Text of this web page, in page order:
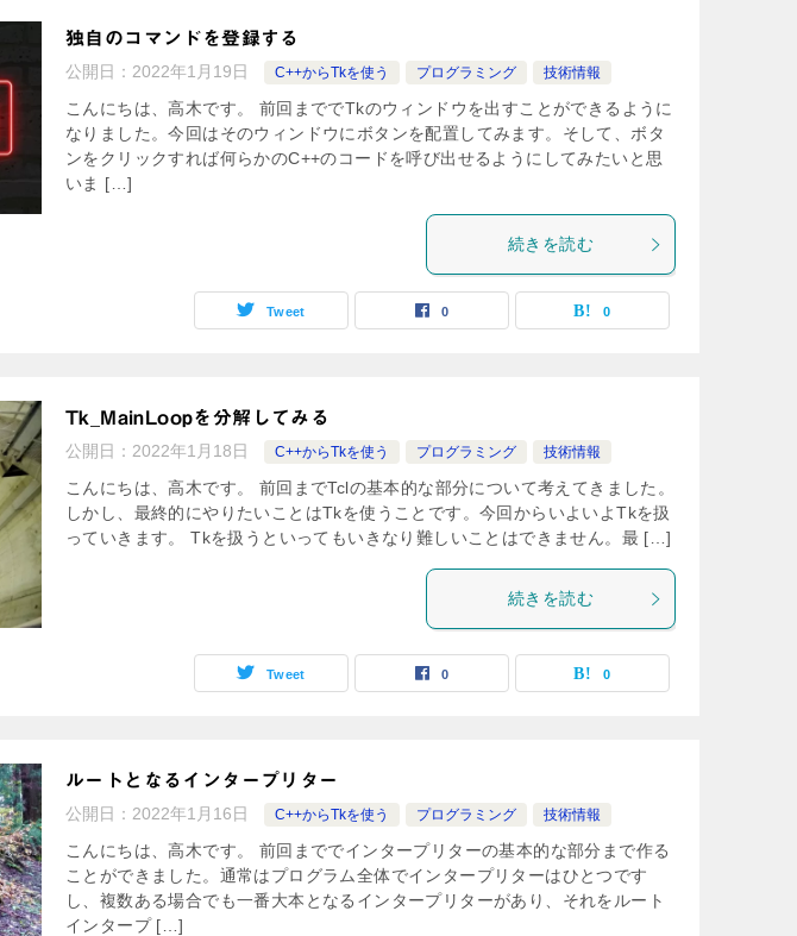
独自のコマンドを登録する
公開日： 2022年1月19日 C++からTkを使う プログラミング 技術情報
こんにちは、高木です。 前回まででTkのウィンドウを出すことができるように
なりました。今回はそのウィンドウにボタンを配置してみます。そして、ボタ
ンをクリックすれば何らかのC++のコードを呼び出せるようにしてみたいと思
いま […]
続きを読む
Tweet 0 0
Tk_MainLoopを分解してみる
公開日： 2022年1月18日 C++からTkを使う プログラミング 技術情報
こんにちは、高木です。 前回までTclの基本的な部分について考えてきました。
しかし、最終的にやりたいことはTkを使うことです。今回からいよいよTkを扱
っていきます。 Tkを扱うといってもいきなり難しいことはできません。最 […]
続きを読む
Tweet 0 0
ルートとなるインタープリター
公開日： 2022年1月16日 C++からTkを使う プログラミング 技術情報
こんにちは、高木です。 前回まででインタープリターの基本的な部分まで作る
ことができました。通常はプログラム全体でインタープリターはひとつです
し、複数ある場合でも一番大本となるインタープリターがあり、それをルート
インタープ […]